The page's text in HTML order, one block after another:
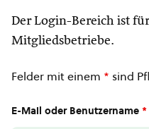
Der Login-Bereich ist
Mitgliedsbetriebe.
Felder mit einem * sind
E-Mail oder Benutzername *